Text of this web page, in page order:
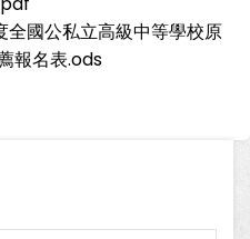
全國公私立高級中等學校原
報名表.ods